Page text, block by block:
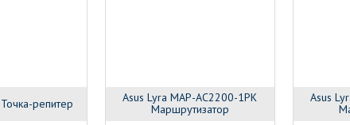
репитер
Asus Lyra MAP-AC2200-1PK
Маршрутизатор
Asus